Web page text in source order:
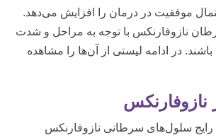
موفقیت در درمان را افزایش می‌دهد.
نازوفارنکس با توجه به مراحل و شدت
باشند. در ادامه لیستی از آن‌ها را مشاهده
نازوفارنکس
سلول‌های سرطانی نازوفارنکس